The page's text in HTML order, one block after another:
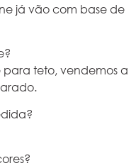
já vão com base de
para teto, vendemos a